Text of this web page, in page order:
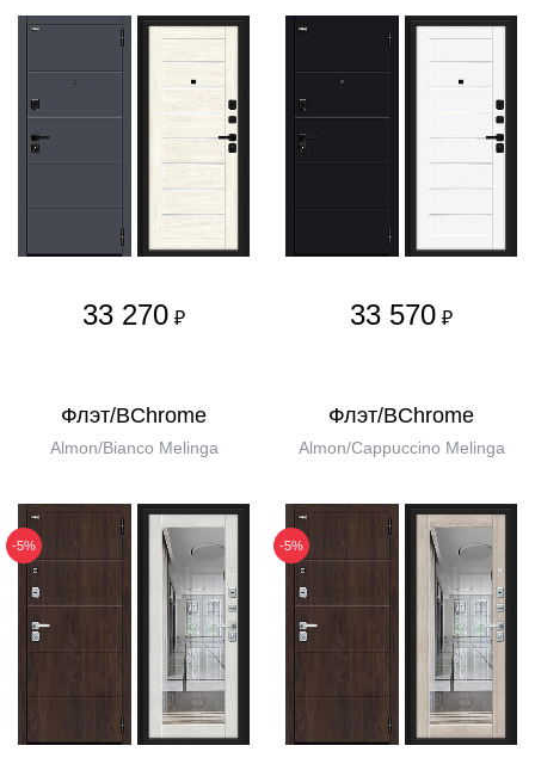
33 270 ₽ 33 570 ₽
Флэт/BChrome
Almon/Bianco Melinga
-5%
Флэт/BChrome
Almon/Cappuccino Melinga
-5%